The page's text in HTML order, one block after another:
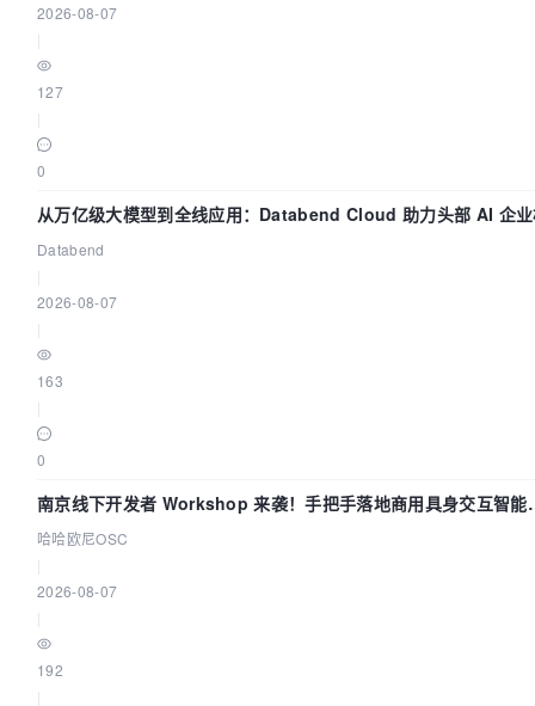
2026-08-07
127
0
从万亿级大模型到全线应用：Databend Cloud 助力头部 AI 企
全链路 Trace 数据管道
Databend
2026-08-07
163
0
南京线下开发者 Workshop 来袭！手把手落地商用具身交互智能
Agent 应用
哈哈欧尼OSC
2026-08-07
192